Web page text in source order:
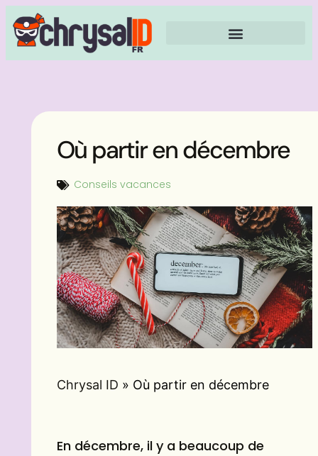
Où partir en décembre
Conseils vacances
Chrysal ID » Où partir en décembre
En décembre, il y a beaucoup de